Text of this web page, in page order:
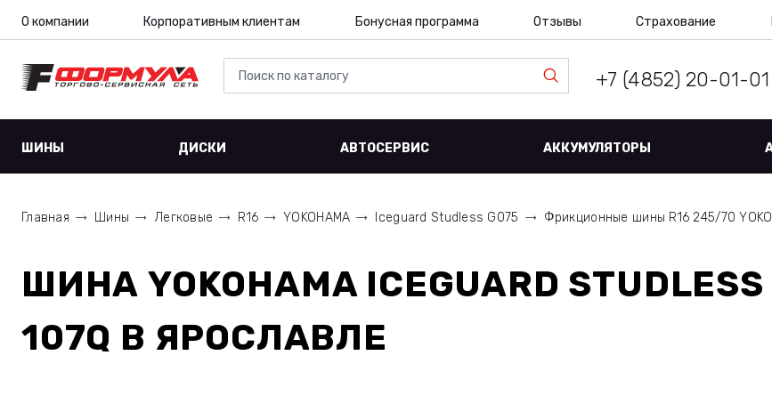
О компании Корпоративным клиентам Бонусная программа Отзывы Страхование
+7 (4852) 20-01-01
ШИНЫ ДИСКИ АВТОСЕРВИС АККУМУЛЯТОРЫ
Главная Шины Легковые R16 YOKOHAMA Iceguard Studless G075 Фрикционные шины R16 245/70
ШИНА YOKOHAMA ICEGUARD
107Q В ЯРОСЛАВЛЕ